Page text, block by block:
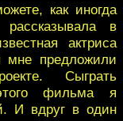
как иногда
в
актриса
предложили
Сыграть
фильма я
И вдруг в один